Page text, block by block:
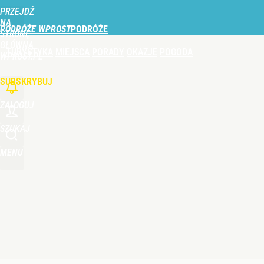
PRZEJDŹ
NA
STRONĘ
PODRÓŻE WPROST
SUBSKRYBUJ